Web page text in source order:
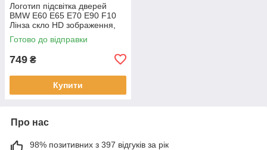
Логотип підсвітка дверей
BMW Е60 Е65 Е70 Е90 F10
Лінза скло HD зображення,
PREMIUM PINK
Готово до відправки
749 ₴
Купити
Про нас
98% позитивних з 397 відгуків за рік